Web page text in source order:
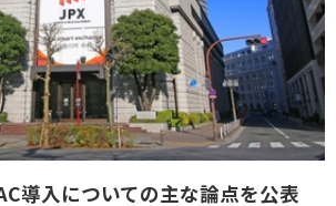
導入についての主な論点を公表